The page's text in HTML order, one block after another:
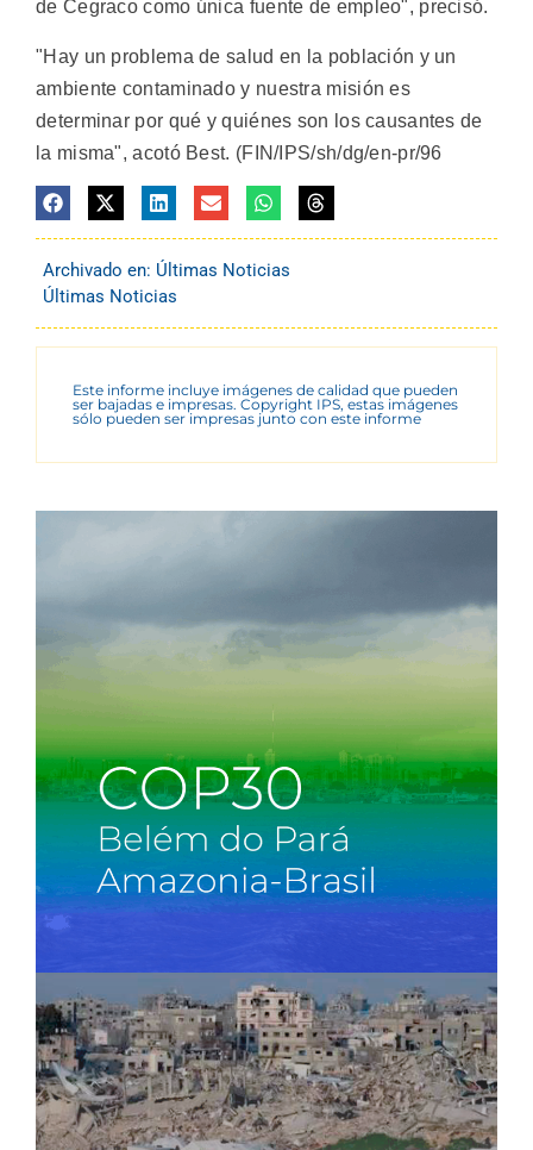
de Cegraco como única fuente de empleo", precisó.
"Hay un problema de salud en la población y un
ambiente contaminado y nuestra misión es
determinar por qué y quiénes son los causantes de
la misma", acotó Best. (FIN/IPS/sh/dg/en-pr/96
Archivado en: Últimas Noticias
Últimas Noticias
Este informe incluye imágenes de calidad que pueden
ser bajadas e impresas. Copyright IPS, estas imágenes
sólo pueden ser impresas junto con este informe